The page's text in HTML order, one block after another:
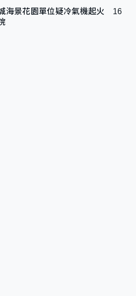
海景花園單位疑冷氣機起火 16